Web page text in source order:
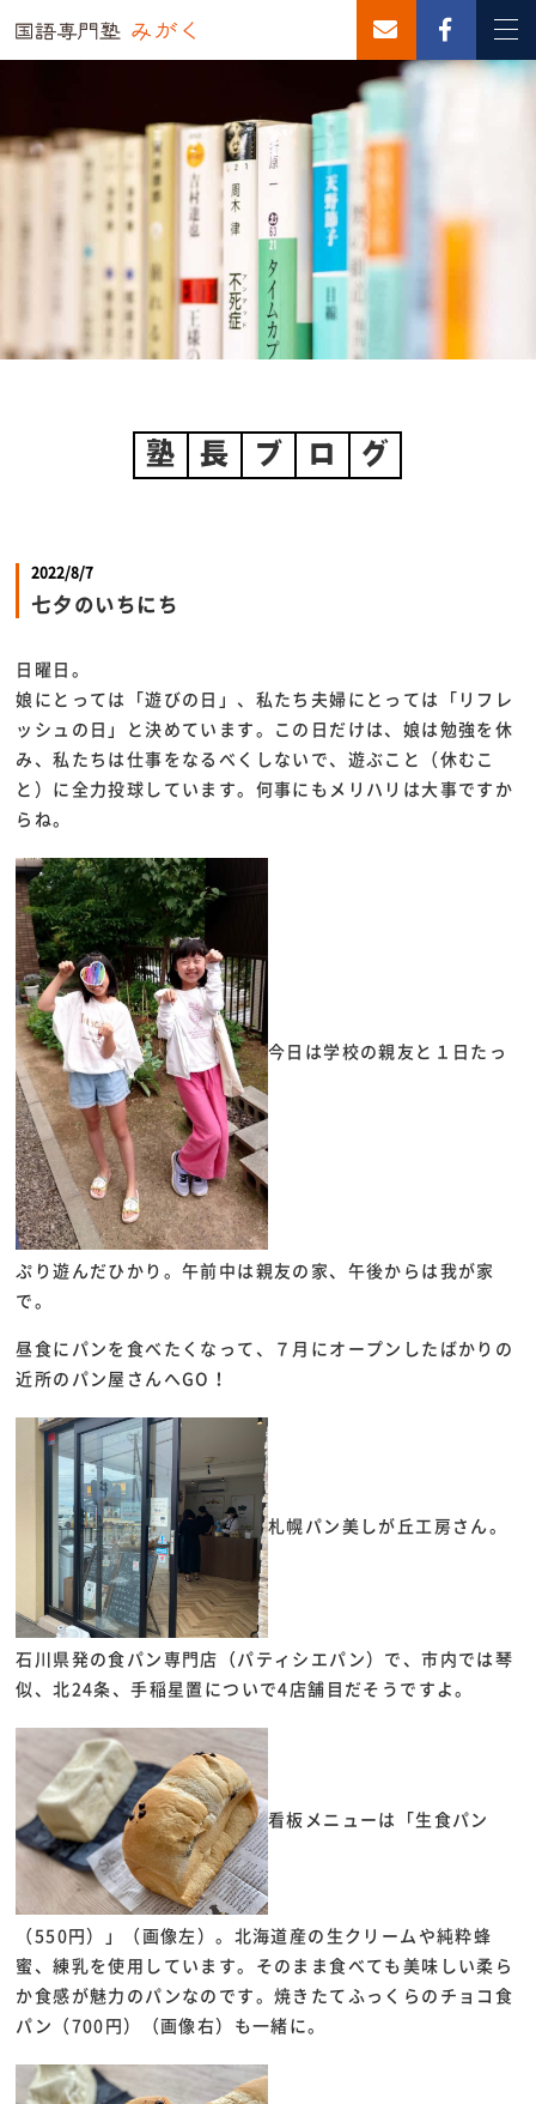
塾 長 ブ ロ グ
2022/8/7
七夕のいちにち
日曜日。
娘にとっては「遊びの日」、私たち夫婦にとっては「リフレ
ッシュの日」と決めています。この日だけは、娘は勉強を休
み、私たちは仕事をなるべくしないで、遊ぶこと（休むこ
と）に全力投球しています。何事にもメリハリは大事ですか
らね。
今日は学校の親友と１日たっ
ぷり遊んだひかり。午前中は親友の家、午後からは我が家
で。
昼食にパンを食べたくなって、７月にオープンしたばかりの
近所のパン屋さんへGO！
札幌パン美しが丘工房さん。
石川県発の食パン専門店（パティシエパン）で、市内では琴
似、北24条、手稲星置についで4店舗目だそうですよ。
看板メニューは「生食パン
（550円）」（画像左）。北海道産の生クリームや純粋蜂
蜜、練乳を使用しています。そのまま食べても美味しい柔ら
か食感が魅力のパンなのです。焼きたてふっくらのチョコ食
パン（700円）（画像右）も一緒に。